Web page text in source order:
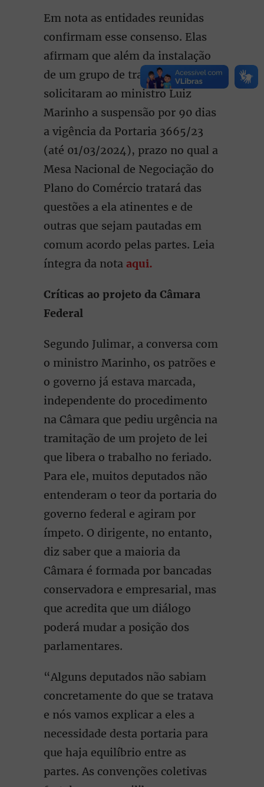
Em nota as entidades reunidas
confirmam esse consenso. Elas
afirmam que além da instalação
de um grupo de trabalho
solicitaram ao ministro Luiz
Marinho a suspensão por 90 dias
a vigência da Portaria 3665/23
(até 01/03/2024), prazo no qual a
Mesa Nacional de Negociação do
Plano do Comércio tratará das
questões a ela atinentes e de
outras que sejam pautadas em
comum acordo pelas partes. Leia
íntegra da nota aqui.
Críticas ao projeto da Câmara
Federal
Segundo Julimar, a conversa com
o ministro Marinho, os patrões e
o governo já estava marcada,
independente do procedimento
na Câmara que pediu urgência na
tramitação de um projeto de lei
que libera o trabalho no feriado.
Para ele, muitos deputados não
entenderam o teor da portaria do
governo federal e agiram por
ímpeto. O dirigente, no entanto,
diz saber que a maioria da
Câmara é formada por bancadas
conservadora e empresarial, mas
que acredita que um diálogo
poderá mudar a posição dos
parlamentares.
“Alguns deputados não sabiam
concretamente do que se tratava
e nós vamos explicar a eles a
necessidade desta portaria para
que haja equilíbrio entre as
partes. As convenções coletivas